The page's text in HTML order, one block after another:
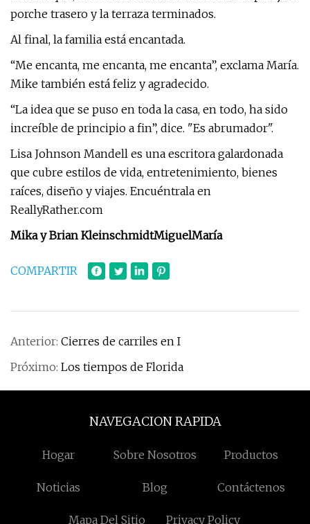
porche trasero y la terraza terminados.
Al final, la familia está encantada.
“Me encanta, me encanta, me encanta”, exclama María.
Mike también está feliz y agradecido.
“La idea que se puso en toda la casa, en todo, ha sido
increíble de principio a fin”, dice. "Es abrumador".
Lisa Johnson Mandell es una escritora galardonada
que cubre estilos de vida, entretenimiento, bienes
raíces, diseño y viajes. Encuéntrala en
ReallyRather.com
Mika y Brian KleinschmidtMiguelMaría
COMPARTIR
Anterior: Cierres de carriles en I
Próximo: Los tiempos de Florida
NAVEGACION RAPIDA
Hogar Sobre Nosotros Productos
Noticias Blog Contáctenos
Mapa Del Sitio Privacy Policy